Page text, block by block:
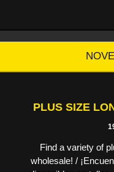
PLUS SIZE
Find a variety of
wholesale! /